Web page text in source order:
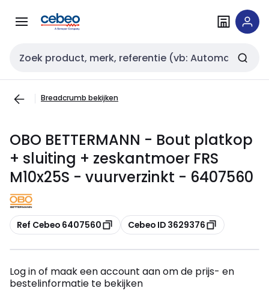
naar
naar
Zoekveld invoer
Breadcrumb bekijken
OBO BETTERMANN - Bout platkop
+ sluiting + zeskantmoer FRS
M10x25S - vuurverzinkt - 6407560
Kopiëren
Ref Cebeo 6407560 Kopiëren
Cebeo ID 3629376
Log in of maak een account aan om de prijs- en
bestelinformatie te bekijken